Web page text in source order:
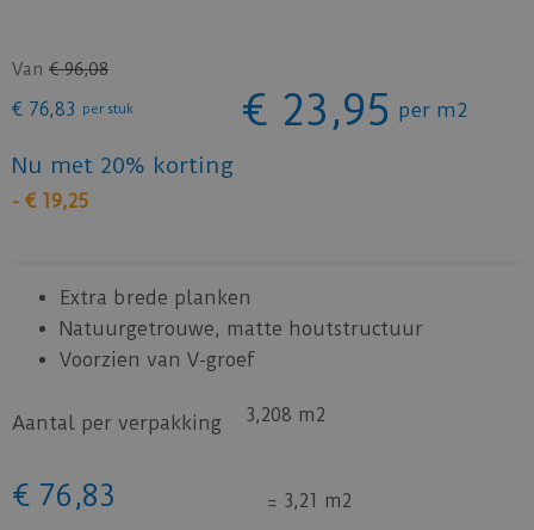
Van € 96,08
€ 76,83 per stuk € 23,95 per m2
Nu met 20% korting
- € 19,25
Extra brede planken
Natuurgetrouwe, matte houtstructuur
Voorzien van V-groef
Aantal per verpakking 3,208 m2
€ 76 ,83 = 3,21 m2